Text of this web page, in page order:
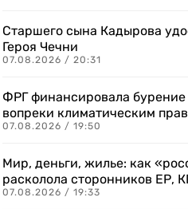
Старшего сына Кадырова
Героя Чечни
07.08.2026 / 20:31
ФРГ финансировала
вопреки климатическим
07.08.2026 / 19:50
Мир, деньги, жилье: как
расколола сторонников ЕР,
07.08.2026 / 19:33